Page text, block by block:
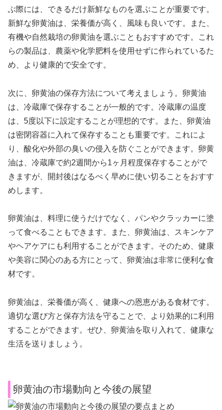
ぶ際には、できるだけ新鮮なものを選ぶことが重要です。
新鮮な卵黄油は、栄養価が高く、風味も良いです。また、
有機や自然栽培の卵黄油を選ぶこともおすすめです。これ
らの製品は、農薬や化学肥料を使用せずに作られているた
め、より健康的で安全です。
次に、卵黄油の保存方法について考えましょう。卵黄油
は、冷蔵庫で保存することが一般的です。冷蔵庫の温度
は、5度以下に設定することが理想的です。また、卵黄油
は密閉容器に入れて保存することも重要です。これによ
り、酸化や外部の臭いの侵入を防ぐことができます。卵黄
油は、冷蔵庫で約2週間から1ヶ月程度保存することがで
きますが、開封後はなるべく早めに使い切ることをおすす
めします。
卵黄油は、料理に使うだけでなく、パンやクラッカーに塗
って食べることもできます。また、卵黄油は、スキンケア
やヘアケアにも利用することができます。そのため、健康
や美容に関心のある方にとって、卵黄油は非常に便利な食
材です。
卵黄油は、栄養価が高く、健康への恩恵がある食材です。
適切な選び方と保存方法を守ることで、より効果的に利用
することができます。ぜひ、卵黄油を取り入れて、健康な
生活を送りましょう。
卵黄油の市場動向と今後の展望